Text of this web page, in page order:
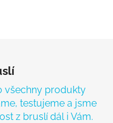
všechny produkty
testujeme a jsme
z bruslí dál i Vám.